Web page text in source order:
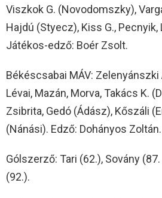
Viszkok G. (Novodomszky),
Hajdú (Styecz), Kiss G., Pecnyik,
Játékos-edző: Boér Zsolt.
Békéscsabai MÁV:
Lévai, Mazán, Morva, Takács K.
Zsibrita, Gedó (Ádász), Kőszáli
(Nánási). Edző: Dohányos Zoltán.
Gólszerző: Tari (62.), Sovány
(92.).